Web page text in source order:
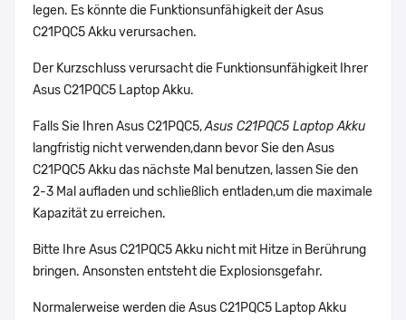
legen. Es könnte die Funktionsunfähigkeit der Asus
C21PQC5 Akku verursachen.
Der Kurzschluss verursacht die Funktionsunfähigkeit Ihrer
Asus C21PQC5 Laptop Akku.
Falls Sie Ihren Asus C21PQC5,Asus C21PQC5 Laptop Akku
langfristig nicht verwenden,dann bevor Sie den Asus
C21PQC5 Akku das nächste Mal benutzen, lassen Sie den
2-3 Mal aufladen und schließlich entladen,um die maximale
Kapazität zu erreichen.
Bitte Ihre Asus C21PQC5 Akku nicht mit Hitze in Berührung
bringen. Ansonsten entsteht die Explosionsgefahr.
Normalerweise werden die Asus C21PQC5 Laptop Akku